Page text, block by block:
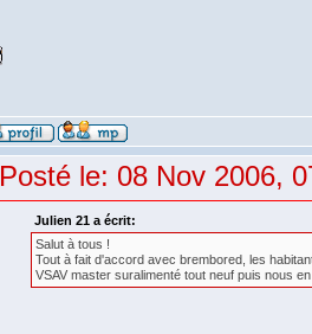
Posté le: 08 Nov 2006,
Julien 21 a écrit:
Salut à tous !
Tout à fait d'accord avec brembored, les
VSAV master suralimenté tout neuf puis nous